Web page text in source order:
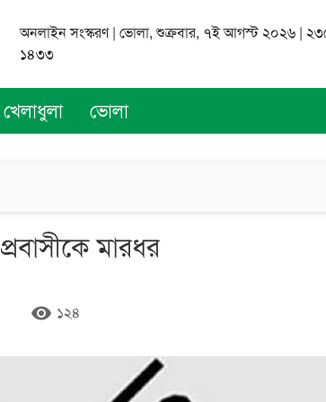
অনলাইন সংস্করণ | ভোলা, শুক্রবার, ৭ই আগস্ট ২০২৬ |
১৪৩৩
খেলাধুলা ভোলা
মারধর
remove_red_eye ১২৪